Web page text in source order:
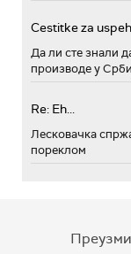
Cestitke za uspeh
Да ли сте знали
производе у
Re: Eh...
Лесковачка
пореклом